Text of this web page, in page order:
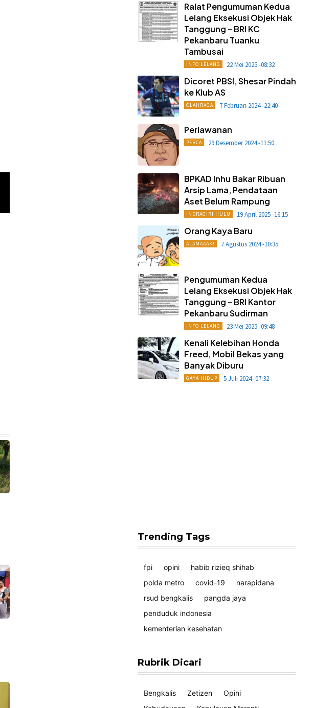
Ralat Pengumuman Kedua
Lelang Eksekusi Objek Hak
Tanggung – BRI KC
Pekanbaru Tuanku
Tambusai
INFO LELANG 22 Mei 2025 -08:32
Dicoret PBSI, Shesar Pindah
ke Klub AS
OLAHRAGA 7 Februari 2024 -22:40
Perlawanan
PERCA 29 Desember 2024 -11:50
BPKAD Inhu Bakar Ribuan
Arsip Lama, Pendataan
Aset Belum Rampung
INDRAGIRI HULU 19 April 2025 -16:15
Orang Kaya Baru
ALAMAAAK! 7 Agustus 2024 -10:35
Pengumuman Kedua
Lelang Eksekusi Objek Hak
Tanggung – BRI Kantor
Pekanbaru Sudirman
INFO LELANG 23 Mei 2025 -09:48
Kenali Kelebihan Honda
Freed, Mobil Bekas yang
Banyak Diburu
GAYA HIDUP 5 Juli 2024 -07:32
Trending Tags
fpi opini
habib rizieq shihab
polda metro
covid-19
narapidana
rsud bengkalis
pangda jaya
penduduk indonesia
kementerian kesehatan
Rubrik Dicari
Bengkalis Zetizen
Opini